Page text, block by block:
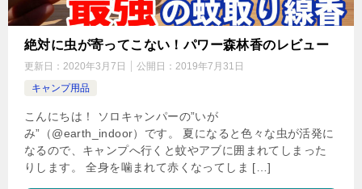
絶対に虫が寄ってこない！パワー森林香のレビュー
更新日： 2020年3月7日 公開日： 2019年7月31日
キャンプ用品
こんにちは！ ソロキャンパーの”いが
み”（@earth_indoor）です。 夏になると色々な虫が活発に
なるので、キャンプへ行くと蚊やアブに囲まれてしまった
りします。 全身を噛まれて赤くなってしま […]